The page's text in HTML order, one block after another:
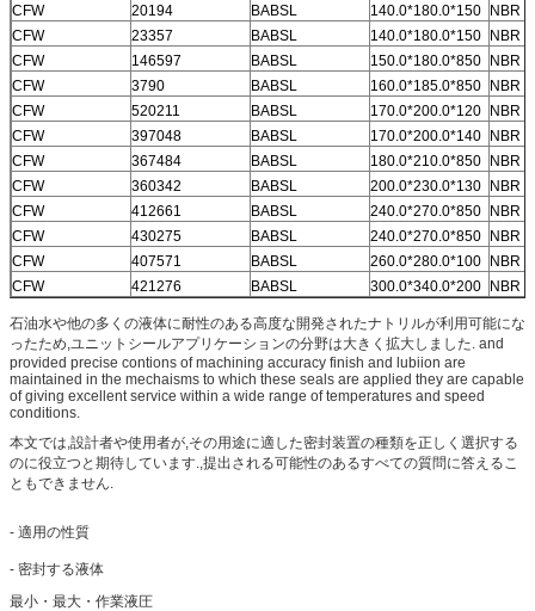
CFW
20194 BABSL 140.0*180.0*150 NBR
CFW
23357 BABSL 140.0*180.0*150 NBR
CFW
146597 BABSL 150.0*180.0*850 NBR
CFW
3790 BABSL 160.0*185.0*850 NBR
CFW
520211 BABSL 170.0*200.0*120 NBR
CFW
397048 BABSL 170.0*200.0*140 NBR
CFW
367484 BABSL 180.0*210.0*850 NBR
CFW
360342 BABSL 200.0*230.0*130 NBR
CFW
412661 BABSL 240.0*270.0*850 NBR
CFW
430275 BABSL 240.0*270.0*850 NBR
CFW
407571 BABSL 260.0*280.0*100 NBR
CFW
421276 BABSL 300.0*340.0*200 NBR
石油水や他の多くの液体に耐性のある高度な開発されたナトリルが利用可能にな
ったため,ユニットシールアプリケーションの分野は大きく拡大しました. and
provided precise contions of machining accuracy finish and lubiion are
maintained in the mechaisms to which these seals are applied they are capable
of giving excellent service within a wide range of temperatures and speed
conditions.
本文では,設計者や使用者が,その用途に適した密封装置の種類を正しく選択する
のに役立つと期待しています.,提出される可能性のあるすべての質問に答えるこ
ともできません.
- 適用の性質
- 密封する液体
最小・最大・作業液圧